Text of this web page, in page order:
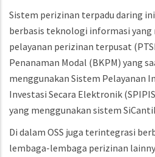
Sistem perizinan terpadu daring
berbasis teknologi informasi
pelayanan perizinan terpusat
Penanaman Modal (BKPM) yang
menggunakan Sistem Pelayanan
Investasi Secara Elektronik
yang menggunakan sistem
Di dalam OSS juga terintegrasi
lembaga-lembaga perizinan